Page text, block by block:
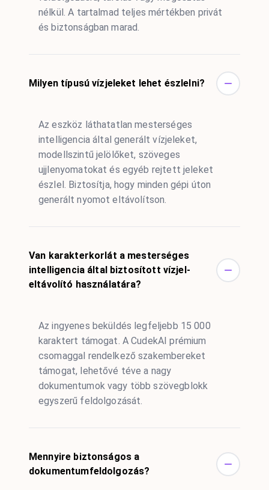
nélkül. A tartalmad teljes mértékben privát
és biztonságban marad.
Milyen típusú vízjeleket lehet észlelni?
Az eszköz láthatatlan mesterséges
intelligencia által generált vízjeleket,
modellszintű jelölőket, szöveges
ujjlenyomatokat és egyéb rejtett jeleket
észlel. Biztosítja, hogy minden gépi úton
generált nyomot eltávolítson.
Van karakterkorlát a mesterséges
intelligencia által biztosított vízjel-
eltávolító használatára?
Az ingyenes beküldés legfeljebb 15 000
karaktert támogat. A CudekAI prémium
csomaggal rendelkező szakembereket
támogat, lehetővé téve a nagy
dokumentumok vagy több szövegblokk
egyszerű feldolgozását.
Mennyire biztonságos a
dokumentumfeldolgozás?